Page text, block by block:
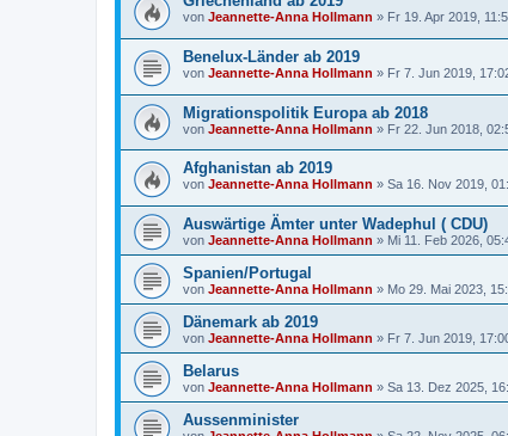
von Jeannette-Anna Hollmann » Fr 19. Apr 2019,
Benelux-Länder ab 2019
von Jeannette-Anna Hollmann » Fr 7. Jun 2019,
Migrationspolitik Europa ab 2018
von Jeannette-Anna Hollmann » Fr 22. Jun 2018,
Afghanistan ab 2019
von Jeannette-Anna Hollmann » Sa 16. Nov 2019,
Auswärtige Ämter unter Wadephul ( CDU)
von Jeannette-Anna Hollmann » Mi 11. Feb 2026,
Spanien/Portugal
von Jeannette-Anna Hollmann » Mo 29. Mai 2023,
Dänemark ab 2019
von Jeannette-Anna Hollmann » Fr 7. Jun 2019,
Belarus
von Jeannette-Anna Hollmann » Sa 13. Dez 2025,
Aussenminister